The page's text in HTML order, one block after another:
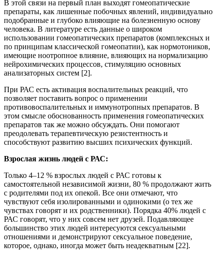
В этой связи на первый план выходят гомеопатические
препараты, как лишенные побочных явлений, индивидуально
подобранные и глубоко влияющие на болезненную основу
человека. В литературе есть данные о широком
использовании гомеопатических препаратов (комплексных и
по принципам классической гомеопатии), как нормотоников,
имеющие ноотропное влияние, влияющих на нормализацию
нейрохимических процессов, стимуляцию основных
анализаторных систем [2].
При РАС есть активация воспалительных реакций, что
позволяет поставить вопрос о применении
противовоспалительных и иммунотропных препаратов. В
этом смысле обоснованность применения гомеопатических
препаратов так же можно обсуждать. Они помогают
преодолевать терапевтическую резистентность и
способствуют развитию высших психических функций.
Взрослая жизнь людей с РАС:
Только 4–12 % взрослых людей с РАС готовы к
самостоятельной независимой жизни, 80 % продолжают жить
с родителями под их опекой. Все они отмечают, что
чувствуют себя изолированными и одинокими (о тех же
чувствах говорят и их родственники). Порядка 40% людей с
РАС говорят, что у них совсем нет друзей. Подавляющее
большинство этих людей интересуются сексуальными
отношениями и демонстрируют сексуальное поведение,
которое, однако, иногда может быть неадекватным [22].